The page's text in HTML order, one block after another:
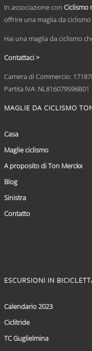
In associazione con Ciclismo
offrire una maglia da
Hai una maglia da ciclismo
Contattaci >
Camera di Commercio:
Partita IVA: NL816079596B01
MAGLIE DA CICLISMO
Casa
Maglie ciclismo
A proposito di Ton Merckx
Blog
Sinistra
Contatto
ESCURSIONI IN
Calendario 2023
Ciclitride
TC Guglielmina